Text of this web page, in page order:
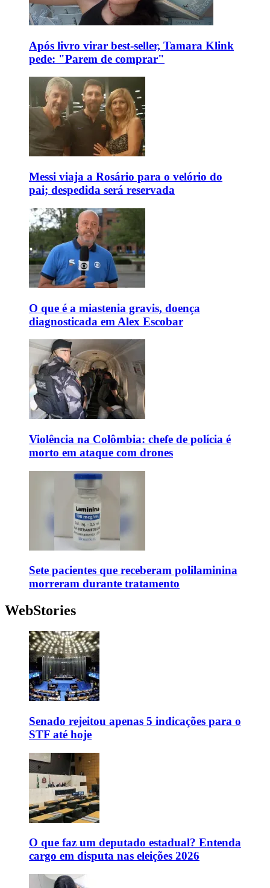
Após livro virar best-seller, Tamara Klink
pede: "Parem de comprar"
Messi viaja a Rosário para o velório do
pai; despedida será reservada
O que é a miastenia gravis, doença
diagnosticada em Alex Escobar
Violência na Colômbia: chefe de polícia é
morto em ataque com drones
Sete pacientes que receberam polilaminina
morreram durante tratamento
WebStories
Senado rejeitou apenas 5 indicações para o
STF até hoje
O que faz um deputado estadual? Entenda
cargo em disputa nas eleições 2026